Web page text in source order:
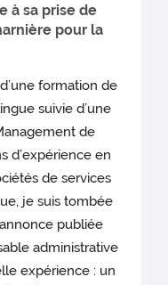
à sa prise de
pour la
formation de
suivie d’une
de
d’expérience en
de services
je suis tombée
publiée
administrative
expérience : un